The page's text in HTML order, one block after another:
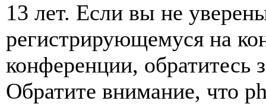
13 лет. Если вы не
регистрирующемуся на
конференции, обратитесь
Обратите внимание, что